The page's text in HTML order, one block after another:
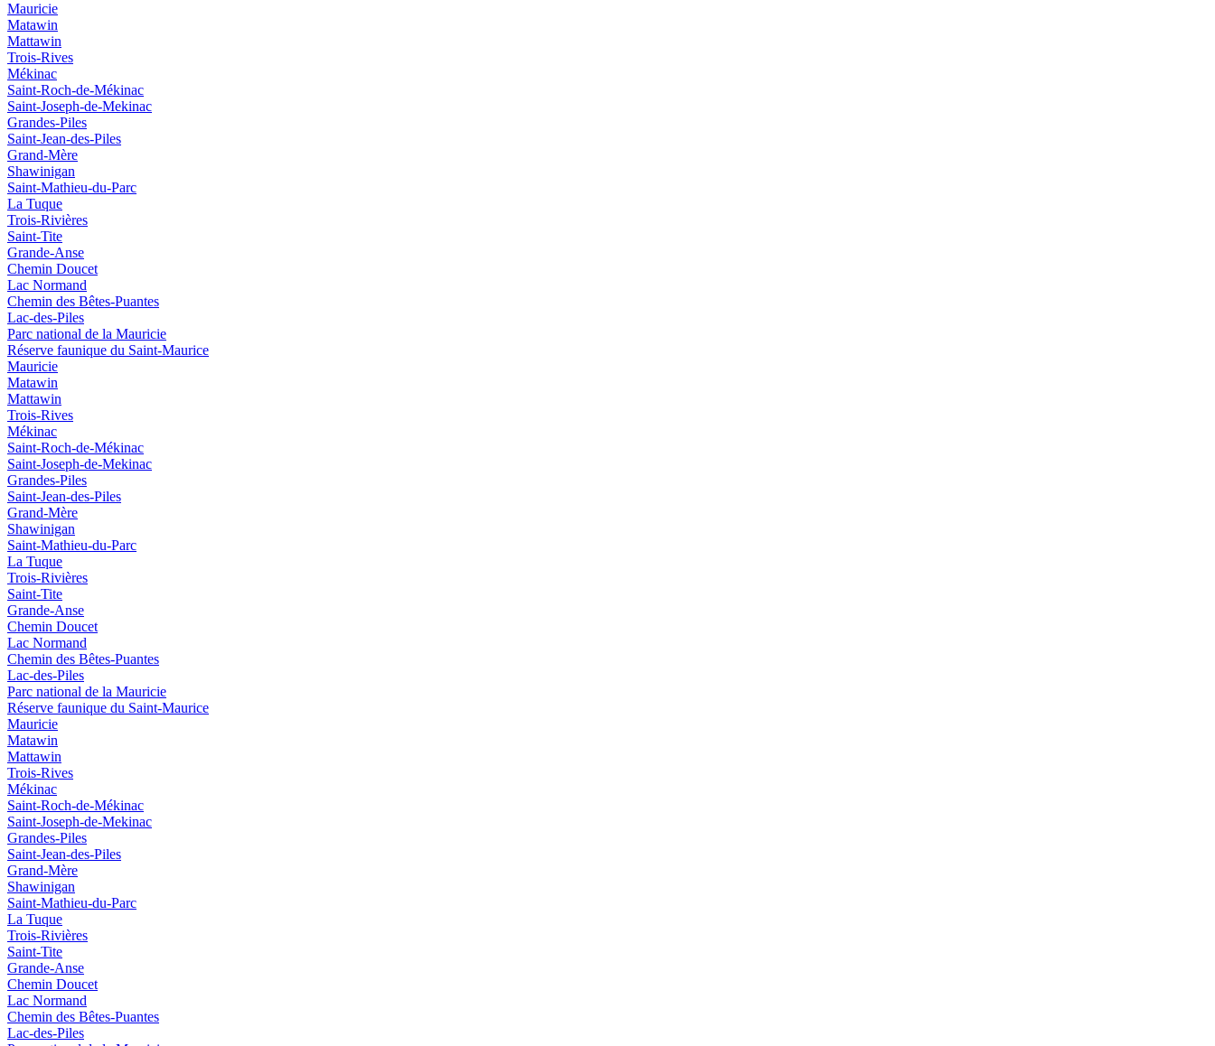
Mauricie
Matawin
Mattawin
Trois-Rives
Mékinac
Saint-Roch-de-Mékinac
Saint-Joseph-de-Mekinac
Grandes-Piles
Saint-Jean-des-Piles
Grand-Mère
Shawinigan
Saint-Mathieu-du-Parc
La Tuque
Trois-Rivières
Saint-Tite
Grande-Anse
Chemin Doucet
Lac Normand
Chemin des Bêtes-Puantes
Lac-des-Piles
Parc national de la Mauricie
Réserve faunique du Saint‑Maurice
Mauricie
Matawin
Mattawin
Trois-Rives
Mékinac
Saint-Roch-de-Mékinac
Saint-Joseph-de-Mekinac
Grandes-Piles
Saint-Jean-des-Piles
Grand-Mère
Shawinigan
Saint-Mathieu-du-Parc
La Tuque
Trois-Rivières
Saint-Tite
Grande-Anse
Chemin Doucet
Lac Normand
Chemin des Bêtes-Puantes
Lac-des-Piles
Parc national de la Mauricie
Réserve faunique du Saint‑Maurice
Mauricie
Matawin
Mattawin
Trois-Rives
Mékinac
Saint-Roch-de-Mékinac
Saint-Joseph-de-Mekinac
Grandes-Piles
Saint-Jean-des-Piles
Grand-Mère
Shawinigan
Saint-Mathieu-du-Parc
La Tuque
Trois-Rivières
Saint-Tite
Grande-Anse
Chemin Doucet
Lac Normand
Chemin des Bêtes-Puantes
Lac-des-Piles